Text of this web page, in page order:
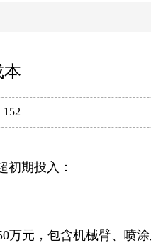
本
152
期投入：
万元，包含机械臂、喷